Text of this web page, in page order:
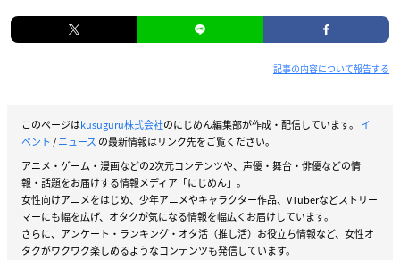
記事の内容について報告する
このページはkusuguru株式会社のにじめん編集部が作成・配信しています。 イ
ベント /ニュース の最新情報はリンク先をご覧ください。
アニメ・ゲーム・漫画などの2次元コンテンツや、声優・舞台・俳優などの情
報・話題をお届けする情報メディア「にじめん」。
女性向けアニメをはじめ、少年アニメやキャラクター作品、VTuberなどストリー
マーにも幅を広げ、オタクが気になる情報を幅広くお届けしています。
さらに、アンケート・ランキング・オタ活（推し活）お役立ち情報など、女性オ
タクがワクワク楽しめるようなコンテンツも発信しています。